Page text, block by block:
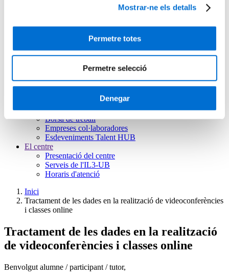
Mostrar-ne els detalls
Permetre totes
Permetre selecció
Denegar
Microcredencials
Com matricular-se
Estudiar i viure a Barcelona
Per què IL3-UB?
Què opinen els nostres alumnes
Metodologia IL3-UB
10 motius pels quals estudiar a l’IL3-UB
Què és el Talent HUB?
Impulsa la teva carrera
Borsa de treball
Empreses col·laboradores
Esdeveniments Talent HUB
El centre
Presentació del centre
Serveis de l'IL3-UB
Horaris d'atenció
Inici
Tractament de les dades en la realització de videoconferències
i classes online
Tractament de les dades en la realització
de videoconferències i classes online
Benvolgut alumne / participant / tutor,